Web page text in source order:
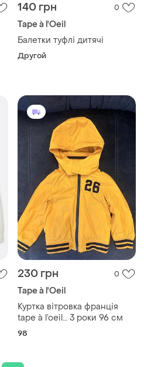
140 грн 0
Tape à l'Oeil
Балетки туфлі дитячі
Другой
230 грн 0
Tape à l'Oeil
Куртка вітровка франція
tape à l’oeil… 3 роки 96 см
98